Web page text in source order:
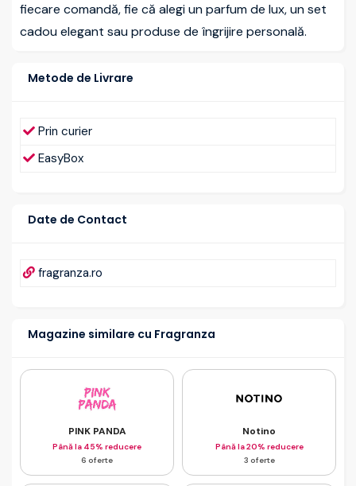
fiecare comandă, fie că alegi un parfum de lux, un set
cadou elegant sau produse de îngrijire personală.
Metode de Livrare
Prin curier
EasyBox
Date de Contact
fragranza.ro
Magazine similare cu Fragranza
PINK PANDA
Până la 45% reducere
6 oferte
Notino
Până la 20% reducere
3 oferte